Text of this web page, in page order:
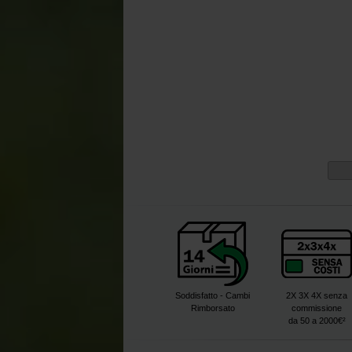
Soddisfatto - Cambi
Rimborsato
2X 3X 4X senza
commissione
da 50 a 2000€²